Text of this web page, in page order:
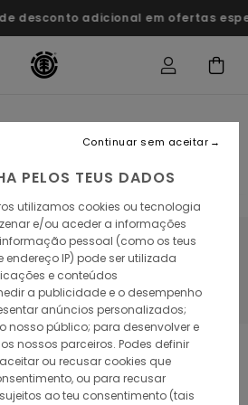
em ofertas especiais Poupa
produtos voltam em
PELOS TEUS DADOS
utilizamos cookies ou tecnologia
e/ou aceder a informações
pessoal (como os teus
IP) pode ser utilizada
e conteúdos
a publicidade e o desempenho
anúncios personalizados;
nosso público; para desenvolver e
nossos parceiros. Podes definir
ou recusar cookies que
ou para recusar
ao teu consentimento (tais
Continuar sem aceitar